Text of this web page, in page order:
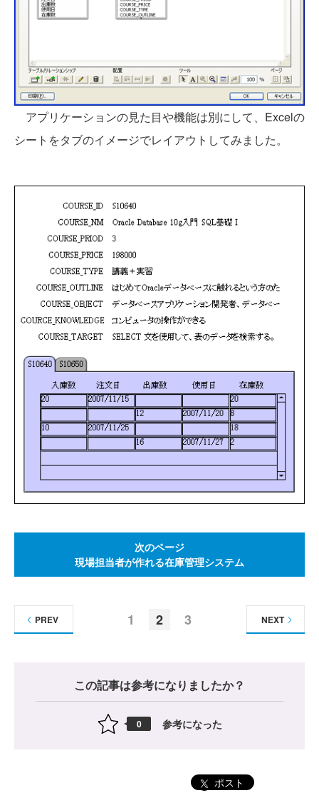
アプリケーションの見た目や機能は別にして、Excelの
シートをタブのイメージでレイアウトしてみました。
次のページ
現場担当者が作れる在庫管理システム
1 2 3
PREV NEXT
この記事は参考になりましたか？
0 参考になった
ポスト